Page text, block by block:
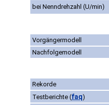
bei Nenndrehzahl (U/min)
Vorgängermodell
Nachfolgemodell
Rekorde
Testberichte (faq)